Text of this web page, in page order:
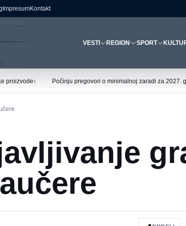
ImpresumKontakt
VESTI REGION SPORT
proizvode› Počinju pregovori o minimalnoj zaradi za 2027.